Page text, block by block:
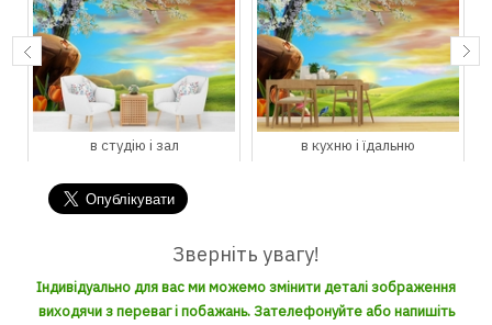
в студію і зал в кухню і їдальню
Зверніть увагу!
Індивідуально для вас ми можемо змінити деталі зображення
виходячи з переваг і побажань. Зателефонуйте або напишіть